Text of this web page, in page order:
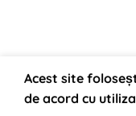
Vă putem
Acest site
de acord cu